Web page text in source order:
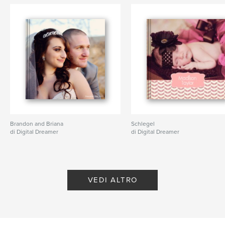
Brandon and Briana
di Digital Dreamer
Schlegel
di Digital Dreamer
VEDI ALTRO